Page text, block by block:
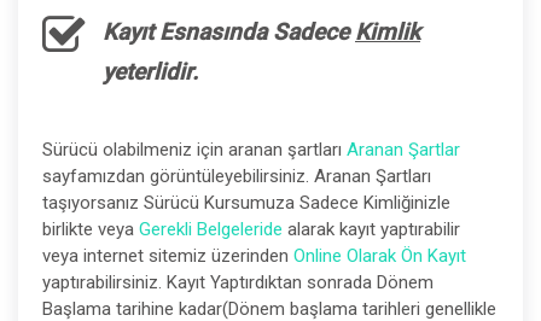
Kayıt Esnasında SadeceKimlik
yeterlidir.
Sürücü olabilmeniz için aranan şartları Aranan Şartlar
sayfamızdan görüntüleyebilirsiniz. Aranan Şartları
taşıyorsanız Sürücü Kursumuza Sadece Kimliğinizle
birlikte veya Gerekli Belgeleride alarak kayıt yaptırabilir
veya internet sitemiz üzerinden Online Olarak Ön Kayıt
yaptırabilirsiniz. Kayıt Yaptırdıktan sonrada Dönem
Başlama tarihine kadar(Dönem başlama tarihleri genellikle